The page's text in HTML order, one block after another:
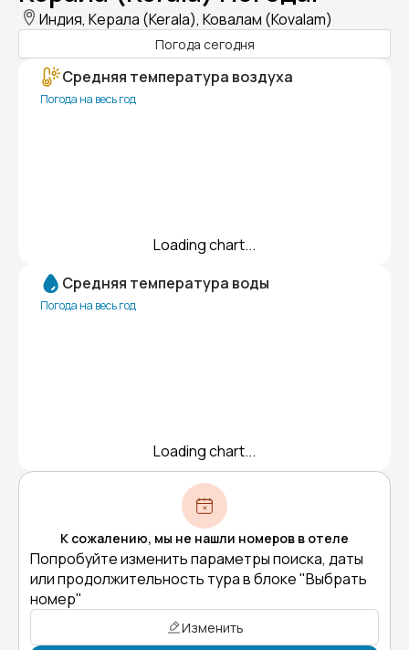
Индия, Керала (Kerala), Ковалам (Kovalam)
Погода сегодня
Средняя температура воздуха
Погода на весь год
Loading chart...
Средняя температура воды
Погода на весь год
Loading chart...
К сожалению, мы не нашли номеров в отеле
Попробуйте изменить параметры поиска, даты
или продолжительность тура в блоке "Выбрать
номер"
Изменить